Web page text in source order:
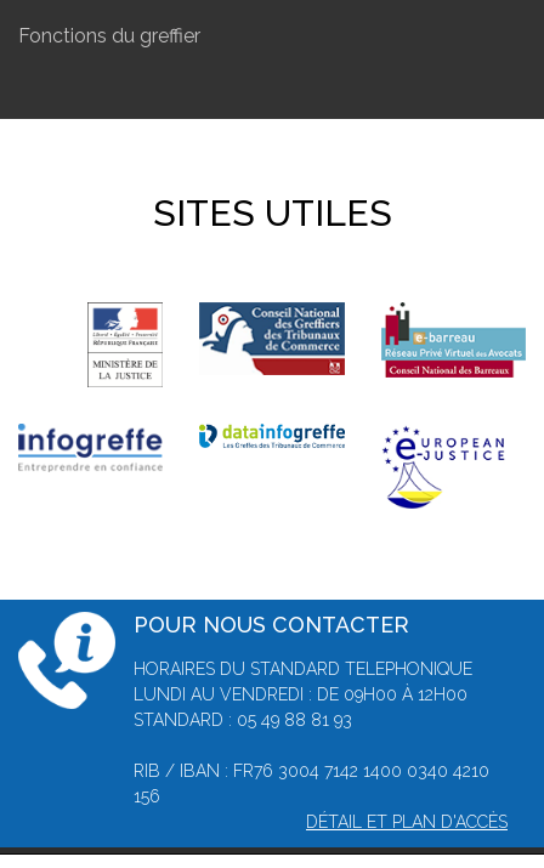
Fonctions du greffier
SITES UTILES
POUR NOUS CONTACTER
HORAIRES DU STANDARD TELEPHONIQUE
LUNDI AU VENDREDI : DE 09H00 À 12H00
STANDARD : 05 49 88 81 93
RIB / IBAN : FR76 3004 7142 1400 0340 4210
156
DÉTAIL ET PLAN D'ACCÈS